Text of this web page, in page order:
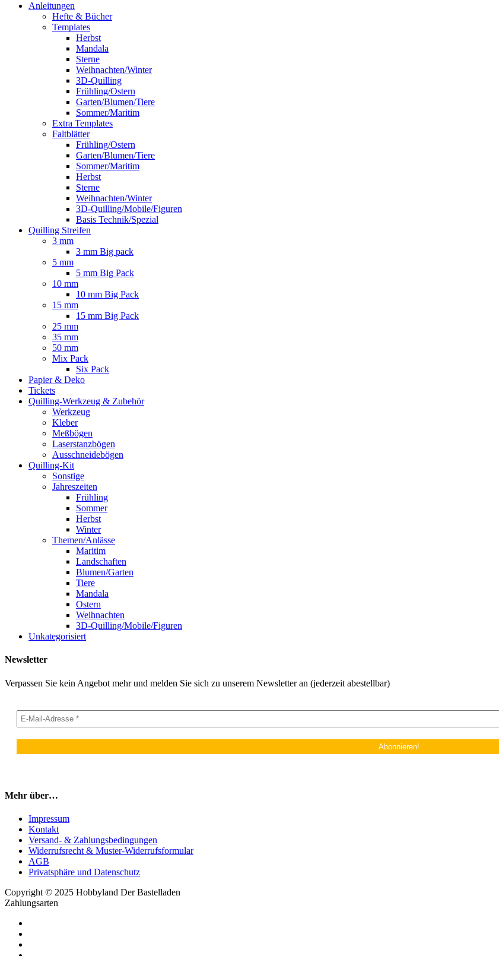
Anleitungen
Hefte & Bücher
Templates
Herbst
Mandala
Sterne
Weihnachten/Winter
3D-Quilling
Frühling/Ostern
Garten/Blumen/Tiere
Sommer/Maritim
Extra Templates
Faltblätter
Frühling/Ostern
Garten/Blumen/Tiere
Sommer/Maritim
Herbst
Sterne
Weihnachten/Winter
3D-Quilling/Mobile/Figuren
Basis Technik/Spezial
Quilling Streifen
3 mm
3 mm Big pack
5 mm
5 mm Big Pack
10 mm
10 mm Big Pack
15 mm
15 mm Big Pack
25 mm
35 mm
50 mm
Mix Pack
Six Pack
Papier & Deko
Tickets
Quilling-Werkzeug & Zubehör
Werkzeug
Kleber
Meßbögen
Laserstanzbögen
Ausschneidebögen
Quilling-Kit
Sonstige
Jahreszeiten
Frühling
Sommer
Herbst
Winter
Themen/Anlässe
Maritim
Landschaften
Blumen/Garten
Tiere
Mandala
Ostern
Weihnachten
3D-Quilling/Mobile/Figuren
Unkategorisiert
Newsletter
Verpassen Sie kein Angebot mehr und melden Sie sich zu unserem Newsletter an (jederzeit abestellbar)
Mehr über…
Impressum
Kontakt
Versand- & Zahlungsbedingungen
Widerrufsrecht & Muster-Widerrufsformular
AGB
Privatsphäre und Datenschutz
Copyright © 2025 Hobbyland Der Bastelladen
Zahlungsarten